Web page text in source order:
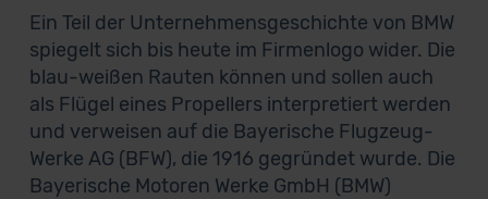
Ein Teil der Unternehmensgeschichte von BMW
spiegelt sich bis heute im Firmenlogo wider. Die
blau-weißen Rauten können und sollen auch
als Flügel eines Propellers interpretiert werden
und verweisen auf die Bayerische Flugzeug-
Werke AG (BFW), die 1916 gegründet wurde. Die
Bayerische Motoren Werke GmbH (BMW)